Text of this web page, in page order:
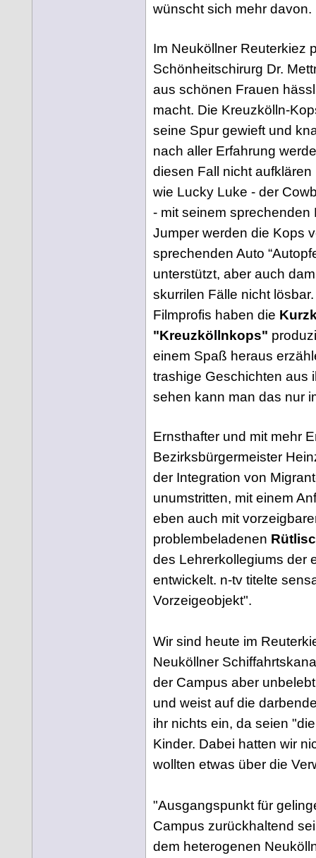
wünscht sich mehr davon.
Im Neuköllner Reuterkiez
Schönheitschirurg Dr.
aus schönen Frauen
macht. Die Kreuzkölln-
seine Spur gewieft und
nach aller Erfahrung
diesen Fall nicht
wie Lucky Luke - der
- mit seinem sprechenden
Jumper werden die Kops
sprechenden Auto
unterstützt, aber auch
skurrilen Fälle nicht
Filmprofis haben die
"Kreuzköllnkops"
einem Spaß heraus
trashige Geschichten aus
sehen kann man das nur
Ernsthafter und mit mehr
Bezirksbürgermeister
der Integration von
unumstritten, mit einem
eben auch mit
problembeladenen
des Lehrerkollegiums der
entwickelt. n-tv titelte
Vorzeigeobjekt".
Wir sind heute im
Neuköllner
der Campus aber
und weist auf die
ihr nichts ein, da seien
Kinder. Dabei hatten wir
wollten etwas über die
"Ausgangspunkt für
Campus zurückhaltend
dem heterogenen